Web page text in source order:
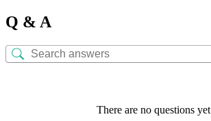
Q & A
There are no questions yet